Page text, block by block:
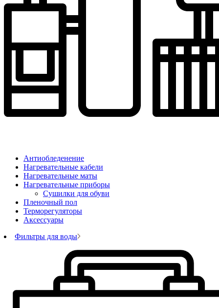
Антиобледенение
Нагревательные кабели
Нагревательные маты
Нагревательные приборы
Сушилки для обуви
Пленочный пол
Терморегуляторы
Аксессуары
Фильтры для воды